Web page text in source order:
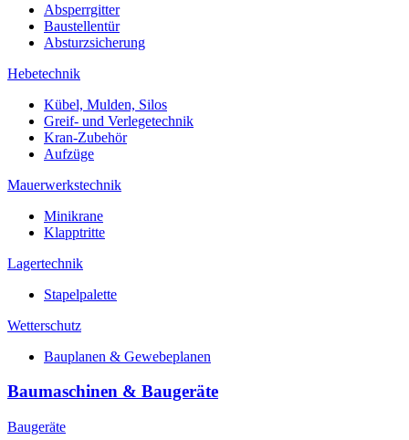
Absperrgitter
Baustellentür
Absturzsicherung
Hebetechnik
Kübel, Mulden, Silos
Greif- und Verlegetechnik
Kran-Zubehör
Aufzüge
Mauerwerkstechnik
Minikrane
Klapptritte
Lagertechnik
Stapelpalette
Wetterschutz
Bauplanen & Gewebeplanen
Baumaschinen & Baugeräte
Baugeräte